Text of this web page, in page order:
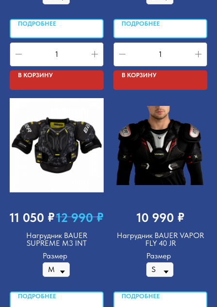
ПОДРОБНЕЕ
В КОРЗИНУ
ПОДРОБНЕЕ
В КОРЗИНУ
11 050 ₽12 990 ₽
Нагрудник BAUER
SUPREME M3 INT
Размер
ПОДРОБНЕЕ
10 990 ₽
Нагрудник BAUER VAPOR
FLY 40 JR
Размер
ПОДРОБНЕЕ